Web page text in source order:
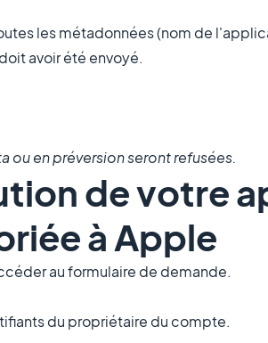
les métadonnées (nom de
avoir été envoyé.
ou en préversion seront refusées.
de votre
à Apple
au formulaire de demande.
du propriétaire du compte.